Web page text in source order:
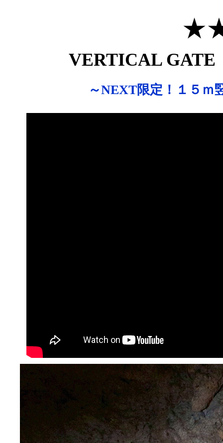
VERTICAL GATE
～NEXT限定！１５ｍ